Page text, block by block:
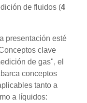
de fluidos (4
presentación esté
clave
de gas", el
conceptos
tanto a
a líquidos: